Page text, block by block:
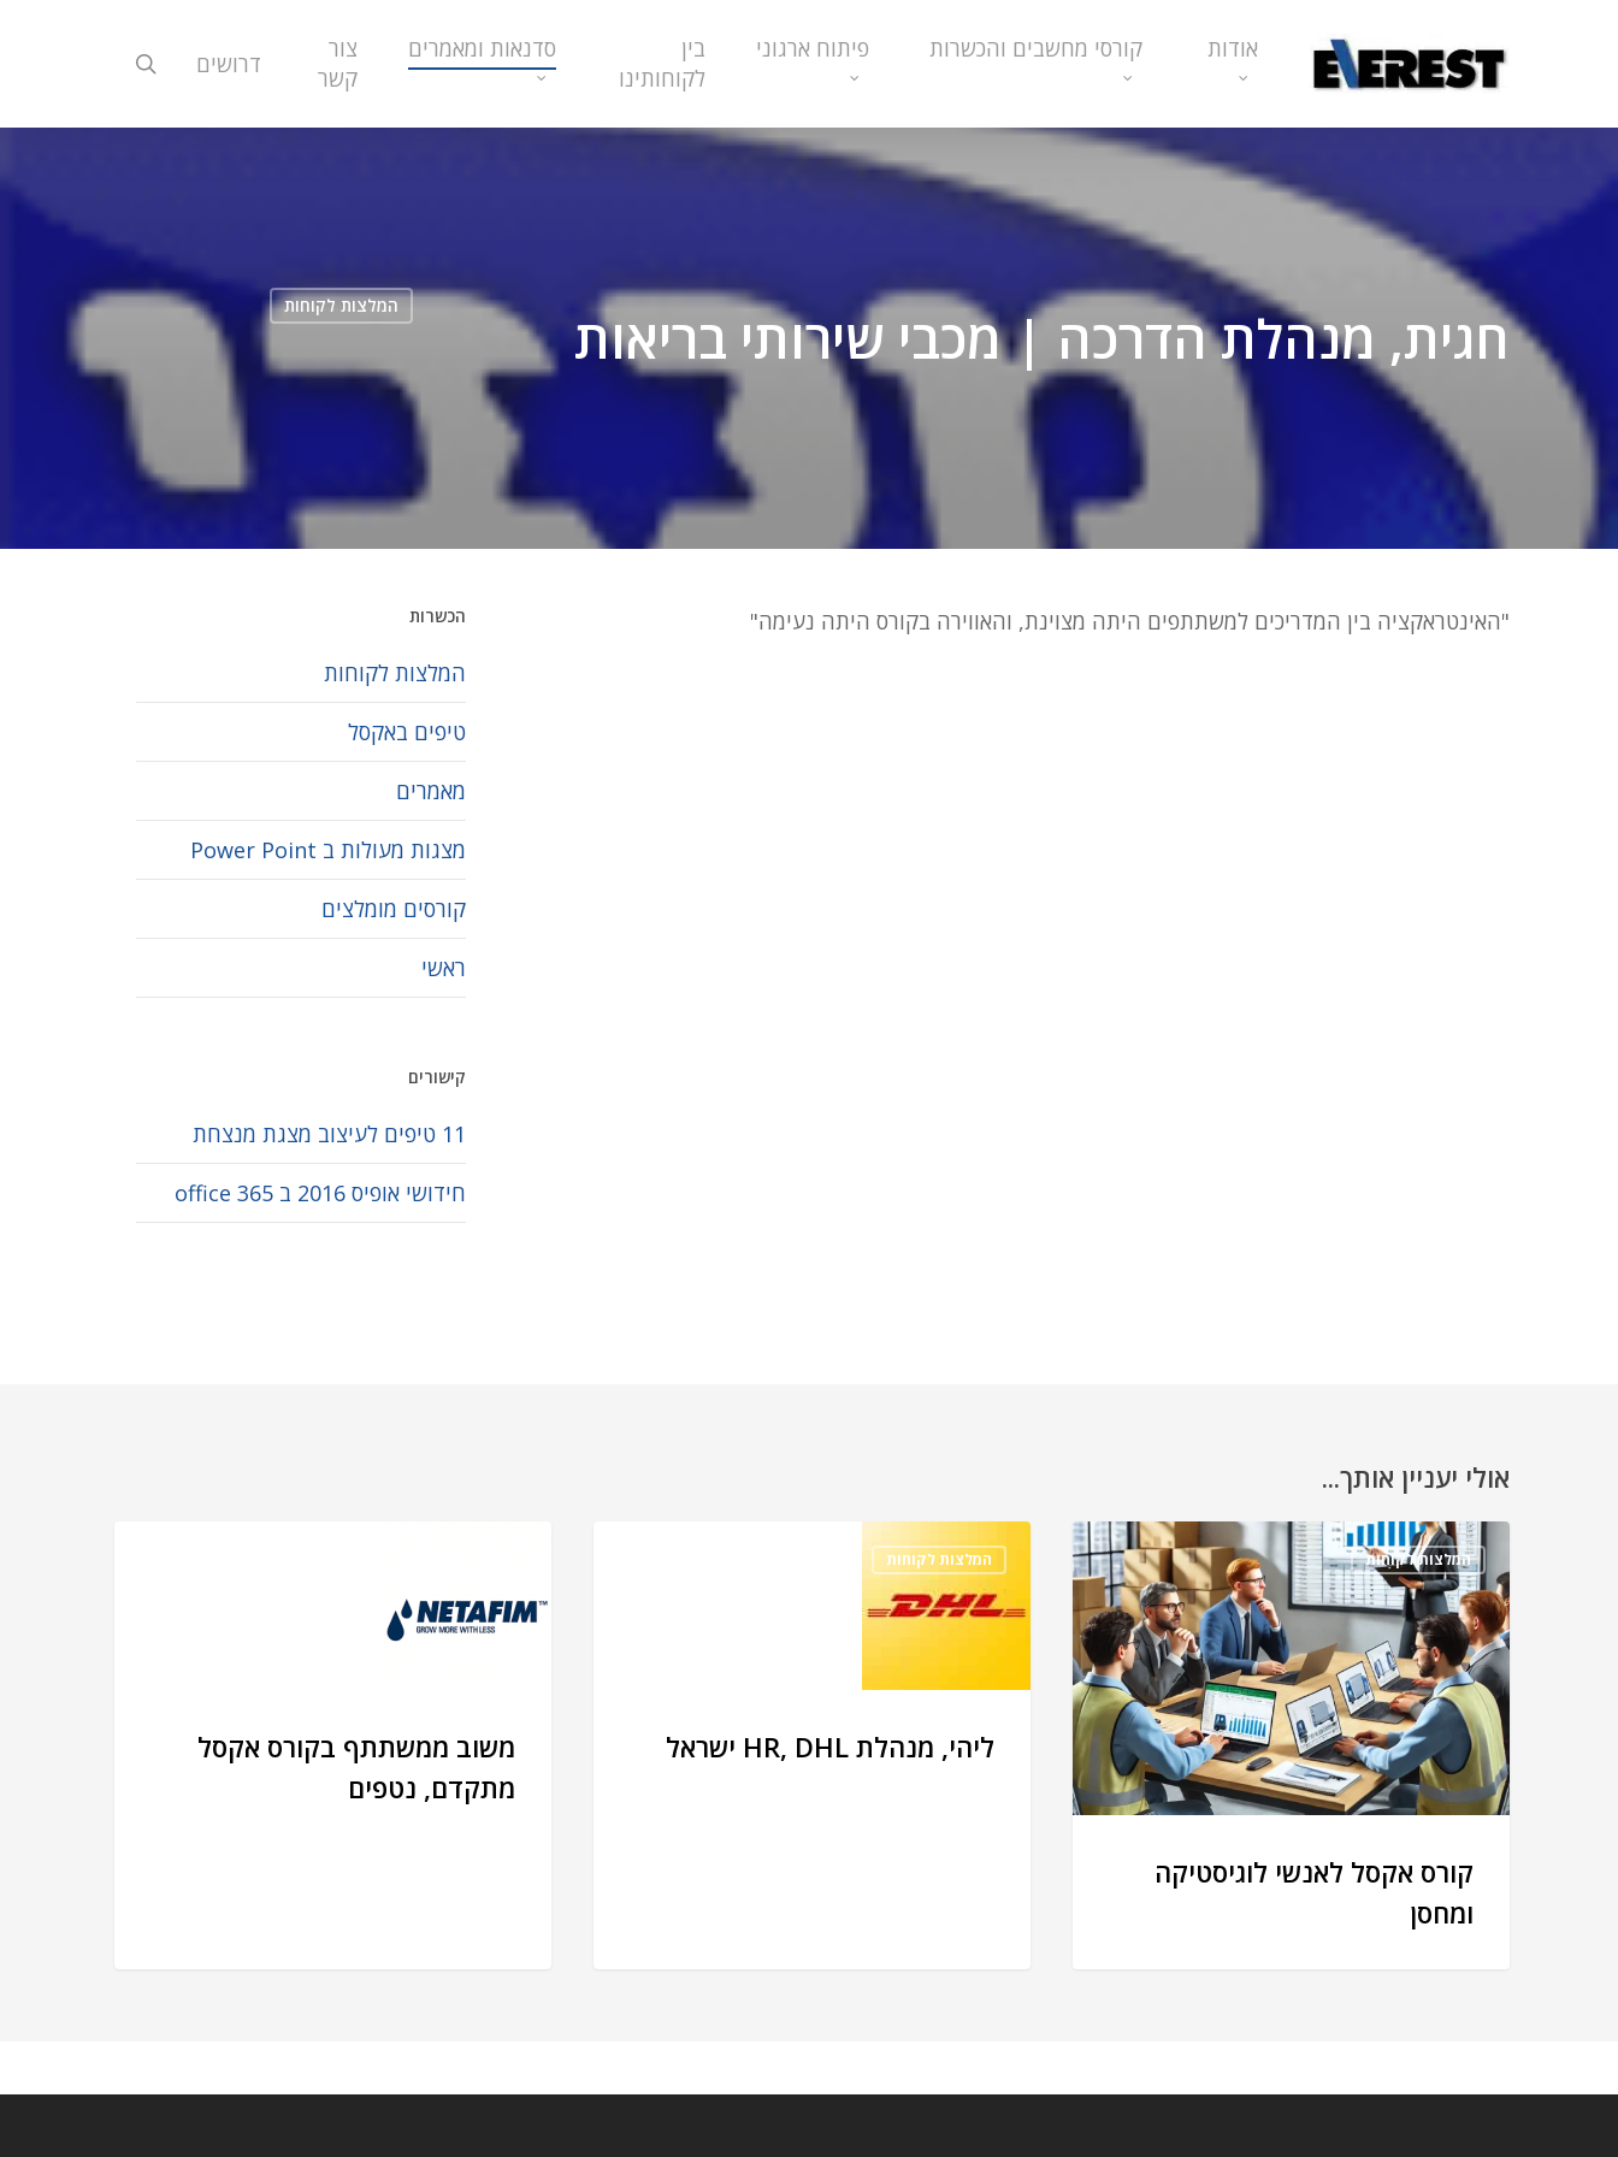
content
אודות קורסי מחשבים והכשרות פיתוח ארגוני
בין
לקוחותינו
סדנאות ומאמרים
צור
קשר
דרושים
המלצות לקוחות חגית, מנהלת הדרכה | מכבי שירותי בריאות
"האינטראקציה בין המדריכים למשתתפים היתה מצוינת, והאווירה בקורס היתה נעימה" הכשרות
המלצות לקוחות
טיפים באקסל
מאמרים
מצגות מעולות ב Power Point
קורסים מומלצים
ראשי
קישורים
11 טיפים לעיצוב מצגת מנצחת
חידושי אופיס 2016 ב office 365
אולי יעניין אותך...
המלצות לקוחות
קורס אקסל לאנשי לוגיסטיקה
ומחסן
המלצות לקוחות
ליהי, מנהלת HR, DHL ישראל
משוב ממשתתף בקורס אקסל
מתקדם, נטפים